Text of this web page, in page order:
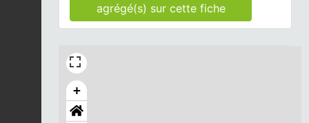
agrégé(s) sur cette fiche
+